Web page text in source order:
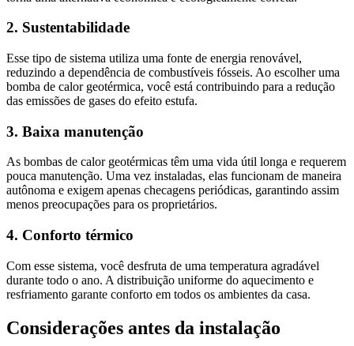
2. Sustentabilidade
Esse tipo de sistema utiliza uma fonte de energia renovável,
reduzindo a dependência de combustíveis fósseis. Ao escolher uma
bomba de calor geotérmica, você está contribuindo para a redução
das emissões de gases do efeito estufa.
3. Baixa manutenção
As bombas de calor geotérmicas têm uma vida útil longa e requerem
pouca manutenção. Uma vez instaladas, elas funcionam de maneira
autônoma e exigem apenas checagens periódicas, garantindo assim
menos preocupações para os proprietários.
4. Conforto térmico
Com esse sistema, você desfruta de uma temperatura agradável
durante todo o ano. A distribuição uniforme do aquecimento e
resfriamento garante conforto em todos os ambientes da casa.
Considerações antes da instalação